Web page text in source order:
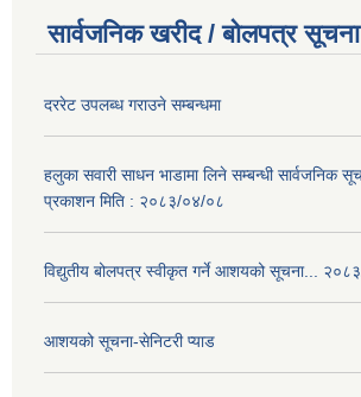
सार्वजनिक खरीद / बोलपत्र सूचना
दररेट उपलब्ध गराउने सम्बन्धमा
हलुका सवारी साधन भाडामा लिने सम्बन्धी सार्वजनिक
प्रकाशन मिति : २०८३/०४/०८
विद्युतीय बोलपत्र स्वीकृत गर्ने आशयको सूचना...
आशयको सूचना-सेनिटरी प्याड